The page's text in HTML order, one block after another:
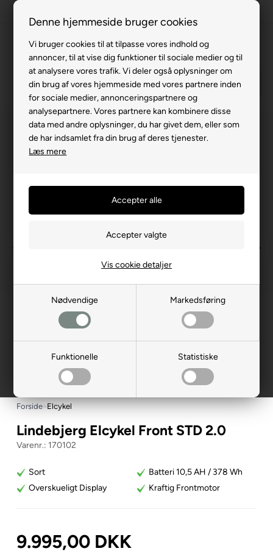
Denne hjemmeside bruger cookies
Vi bruger cookies til at tilpasse vores indhold og
annoncer, til at vise dig funktioner til sociale medier og til
at analysere vores trafik. Vi deler også oplysninger om
din brug af vores hjemmeside med vores partnere inden
for sociale medier, annonceringspartnere og
analysepartnere. Vores partnere kan kombinere disse
data med andre oplysninger, du har givet dem, eller som
de har indsamlet fra din brug af deres tjenester.
Læs mere
Nødvendige Markedsføring
Funktionelle Statistiske
Vis cookie detaljer
Service hos dig
3 års garanti
63 15 00 00
FAST LAV PRIS GRATIS HJEMMELEVERING
Forside»Elcykel
Lindebjerg Elcykel Front STD 2.0
170102
Sort
Batteri 10,5 AH / 378 Wh
Overskueligt Display
Kraftig Frontmotor
9.995,00 DKK